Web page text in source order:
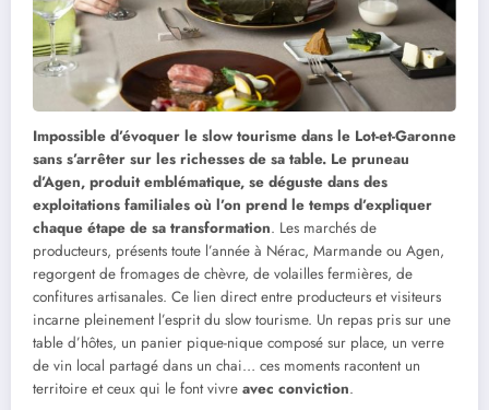
Impossible d’évoquer le slow tourisme dans le Lot-et-Garonne
sans s’arrêter sur les richesses de sa table. Le pruneau
d’Agen, produit emblématique, se déguste dans des
exploitations familiales où l’on prend le temps d’expliquer
chaque étape de sa transformation. Les marchés de
producteurs, présents toute l’année à Nérac, Marmande ou Agen,
regorgent de fromages de chèvre, de volailles fermières, de
confitures artisanales. Ce lien direct entre producteurs et visiteurs
incarne pleinement l’esprit du slow tourisme. Un repas pris sur une
table d’hôtes, un panier pique-nique composé sur place, un verre
de vin local partagé dans un chai… ces moments racontent un
territoire et ceux qui le font vivre avec conviction.